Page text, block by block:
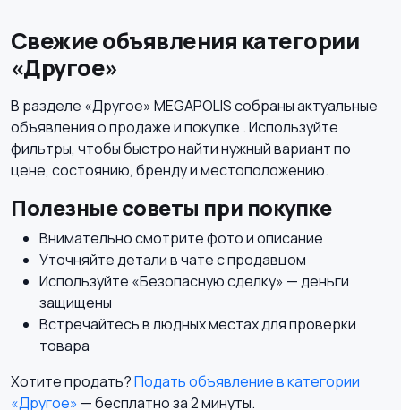
Аксессуары
Головные уборы
Свежие объявления категории
«Другое»
В разделе «Другое» MEGAPOLIS собраны актуальные
объявления о продаже и покупке . Используйте
фильтры, чтобы быстро найти нужный вариант по
цене, состоянию, бренду и местоположению.
Полезные советы при покупке
Внимательно смотрите фото и описание
Уточняйте детали в чате с продавцом
Используйте «Безопасную сделку» — деньги
защищены
Встречайтесь в людных местах для проверки
товара
Хотите продать?Подать объявление в категории
«Другое» — бесплатно за 2 минуты.